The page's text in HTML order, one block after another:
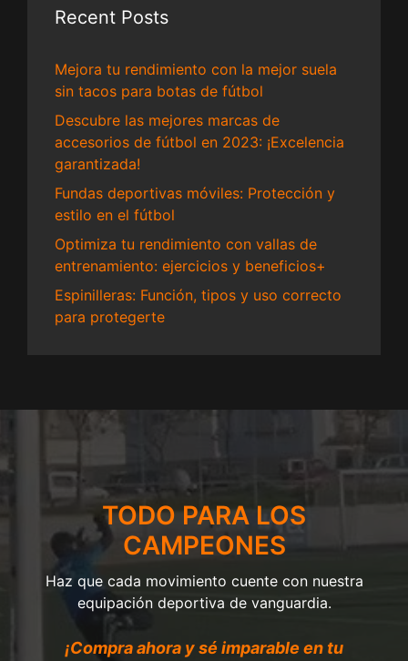
Recent Posts
Mejora tu rendimiento con la mejor suela
sin tacos para botas de fútbol
Descubre las mejores marcas de
accesorios de fútbol en 2023: ¡Excelencia
garantizada!
Fundas deportivas móviles: Protección y
estilo en el fútbol
Optimiza tu rendimiento con vallas de
entrenamiento: ejercicios y beneficios+
Espinilleras: Función, tipos y uso correcto
para protegerte
TODO PARA LOS
CAMPEONES
Haz que cada movimiento cuente con nuestra
equipación deportiva de vanguardia.
¡Compra ahora y sé imparable en tu